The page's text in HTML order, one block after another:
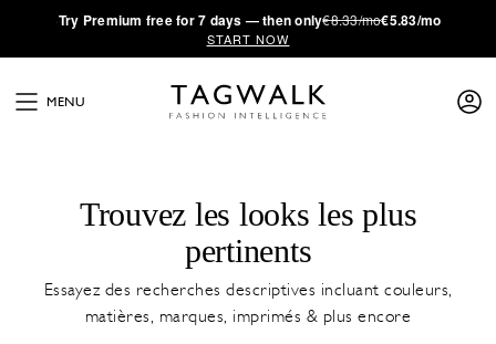
·Try Premium free for 7 days — then only€8.33/mo€5.83/mo
START NOW
MENU
Trouvez les looks les plus
pertinents
Essayez des recherches descriptives incluant couleurs,
matières, marques, imprimés & plus encore